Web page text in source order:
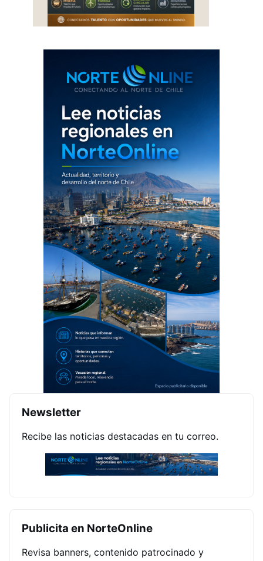
Newsletter
Recibe las noticias destacadas en tu correo.
Publicita en NorteOnline
Revisa banners, contenido patrocinado y